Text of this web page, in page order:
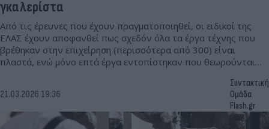
γκαλερίστα
Από τις έρευνες που έχουν πραγματοποιηθεί, οι ειδικοί της
ΕΛΑΣ έχουν αποφανθεί πως σχεδόν όλα τα έργα τέχνης που
βρέθηκαν στην επιχείρηση (περισσότερα από 300) είναι
πλαστά, ενώ μόνο επτά έργα εντοπίστηκαν που θεωρούνται
21.03.2026 19:36
Συντακτική
Ομάδα
Flash.gr